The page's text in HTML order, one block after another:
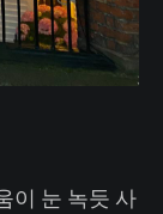
이 눈 녹듯 사